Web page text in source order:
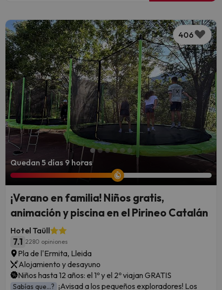
406
Quedan 5 días 9 horas
¡Verano en familia! Niños gratis,
animación y piscina en el Pirineo Catalán
Hotel Taüll
7.1 2280 opiniones
Pla de l'Ermita, Lleida
Alojamiento y desayuno
Niños hasta 12 años: el 1º y el 2º viajan GRATIS
Sabías que...? ¡Avisad a los pequeños exploradores! Los